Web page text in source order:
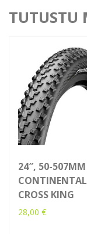
määrä
TUTUSTU
24″, 50-507MM
CONTINENTAL
CROSS KING
28,00 €